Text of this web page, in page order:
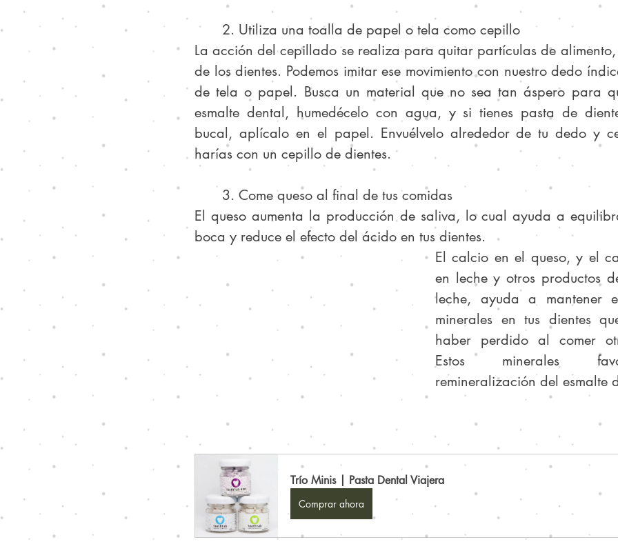
	2. Utiliza una toalla de papel o tela como cepillo
La acción del cepillado se realiza para quitar partículas de
de los dientes. Podemos imitar ese movimiento con nuestro dedo
de tela o papel. Busca un material que no sea tan áspero para
esmalte dental, humedécelo con agua, y si tienes pasta de
bucal, aplícalo en el papel. Envuélvelo alrededor de tu dedo y
harías con un cepillo de dientes.
	3. Come queso al final de tus comidas
El queso aumenta la producción de saliva, lo cual ayuda a
boca y reduce el efecto del ácido en tus dientes.
El calcio en el queso, y el
en leche y otros productos
leche, ayuda a mantener
minerales en tus dientes
haber perdido al comer
Estos minerales
remineralización del esmalte
Trío Minis | Pasta Dental Viajera
Comprar ahora